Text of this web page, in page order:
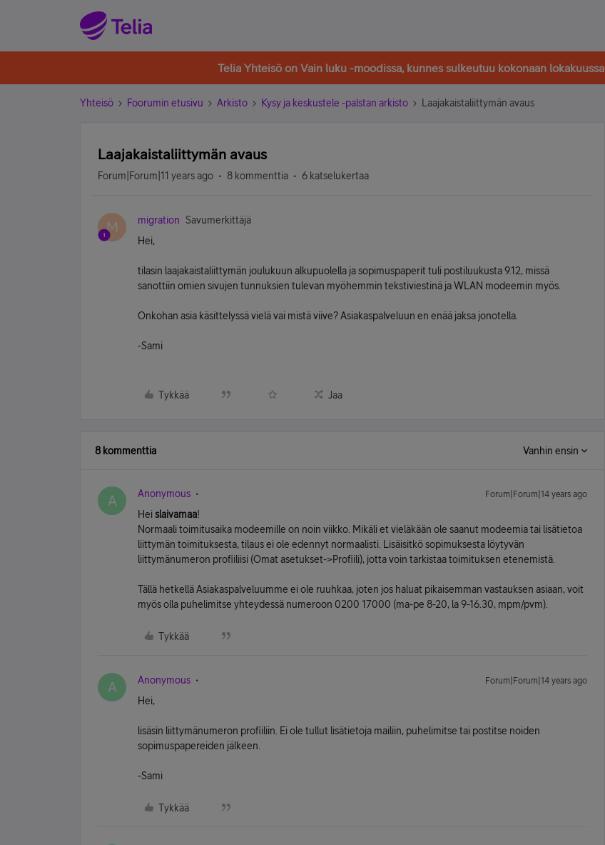
Telia Yhteisö on Vain luku -moodissa, kunnes sulkeutuu kokonaan lokakuussa
Yhteisö Foorumin etusivu Arkisto Kysy ja keskustele -palstan arkisto Laajakaistaliittymän avaus
Laajakaistaliittymän avaus
Forum|Forum|11 years ago 8 kommenttia 6 katselukertaa
M migration
Savumerkittäjä
Hei,
tilasin laajakaistaliittymän joulukuun alkupuolella ja sopimuspaperit tuli postiluukusta 9.12, missä
sanottiin omien sivujen tunnuksien tulevan myöhemmin tekstiviestinä ja WLAN modeemin myös.
Onkohan asia käsittelyssä vielä vai mistä viive? Asiakaspalveluun en enää jaksa jonotella.
-Sami
Tykkää Jaa
8 kommenttia Vanhin ensin
A Anonymous Forum|Forum|14 years ago
Heislaivamaa!
Normaali toimitusaika modeemille on noin viikko. Mikäli et vieläkään ole saanut modeemia tai lisätietoa
liittymän toimituksesta, tilaus ei ole edennyt normaalisti. Lisäisitkö sopimuksesta löytyvän
liittymänumeron profiiliisi (Omat asetukset->Profiili), jotta voin tarkistaa toimituksen etenemistä.
Tällä hetkellä Asiakaspalveluumme ei ole ruuhkaa, joten jos haluat pikaisemman vastauksen asiaan, voit
myös olla puhelimitse yhteydessä numeroon 0200 17000 (ma-pe 8-20, la 9-16.30, mpm/pvm).
Tykkää
A Anonymous Forum|Forum|14 years ago
Hei,
lisäsin liittymänumeron profiiliin. Ei ole tullut lisätietoja mailiin, puhelimitse tai postitse noiden
sopimuspapereiden jälkeen.
-Sami
Tykkää